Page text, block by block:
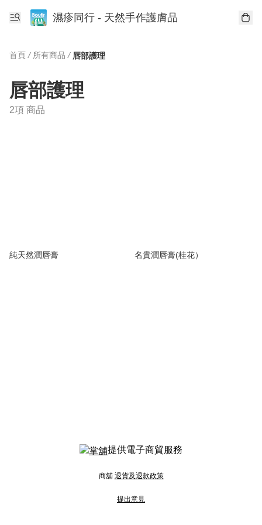
濕疹同行 - 天然手作護膚品
首頁 / 所有商品 / 唇部護理
唇部護理
2項 商品
純天然潤唇膏 名貴潤唇膏(桂花）
提供電子商貿服務
商舖 退貨及退款政策
提出意見